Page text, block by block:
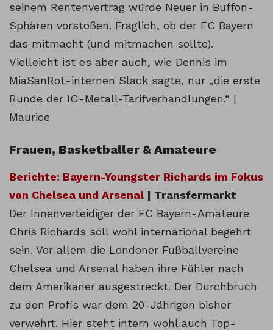
seinem Rentenvertrag würde Neuer in Buffon-
Sphären vorstoßen. Fraglich, ob der FC Bayern
das mitmacht (und mitmachen sollte).
Vielleicht ist es aber auch, wie Dennis im
MiaSanRot-internen Slack sagte, nur „die erste
Runde der IG-Metall-Tarifverhandlungen.“ |
Maurice
Frauen, Basketballer & Amateure
Berichte: Bayern-Youngster Richards im Fokus
von Chelsea und Arsenal | Transfermarkt
Der Innenverteidiger der FC Bayern-Amateure
Chris Richards soll wohl international begehrt
sein. Vor allem die Londoner Fußballvereine
Chelsea und Arsenal haben ihre Fühler nach
dem Amerikaner ausgestreckt. Der Durchbruch
zu den Profis war dem 20-Jährigen bisher
verwehrt. Hier steht intern wohl auch Top-